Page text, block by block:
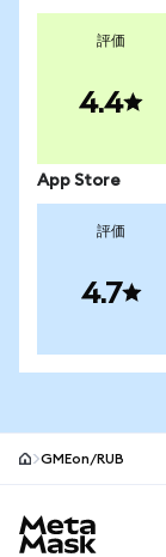
評価
4.4
App Store
評価
4.7
GMEon/RUB